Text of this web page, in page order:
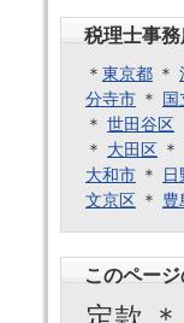
税理士事
＊ 東京都 ＊
分寺市 ＊ 国
＊ 世田谷区
＊ 大田区 ＊
大和市 ＊ 日
文京区 ＊ 豊
このペー